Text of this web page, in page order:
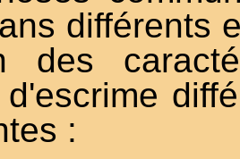
différents
des
: